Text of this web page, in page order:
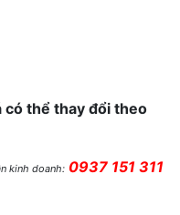
có thể thay đổi theo
kinh doanh: 0937 151 311